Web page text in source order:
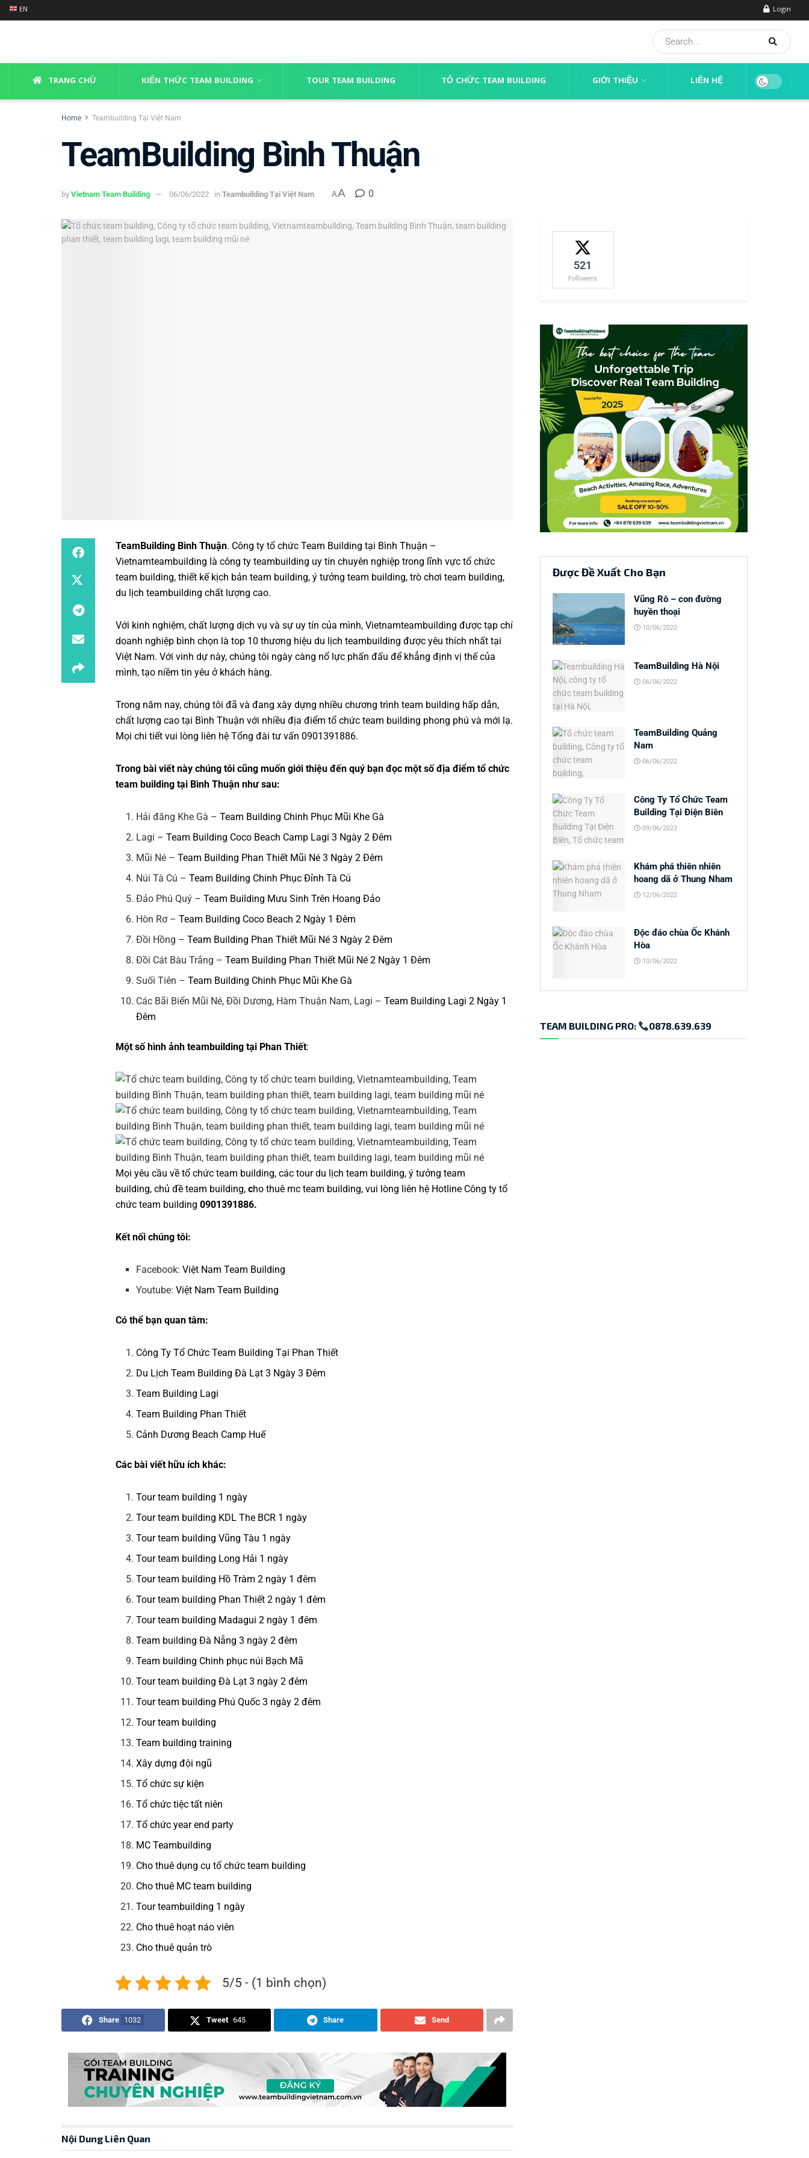
EN Login
TRANG CHỦ KIẾN THỨC TEAM BUILDING TOUR TEAM BUILDING TỔ CHỨC TEAM BUILDING GIỚI THIỆU LIÊN HỆ
Home Teambuilding Tại Việt Nam
TeamBuilding Bình Thuận
by Vietnam Team Building 06/06/2022 in Teambuilding Tại Việt Nam AA 0
TeamBuilding Bình Thuận. Công ty tổ chức Team Building tại Bình Thuận –
Vietnamteambuilding là công ty teambuilding uy tín chuyên nghiệp trong lĩnh vực tổ chức
team building, thiết kế kịch bản team building, ý tưởng team building, trò chơi team building,
du lịch teambuilding chất lượng cao.
Với kinh nghiệm, chất lượng dịch vụ và sự uy tín của mình, Vietnamteambuilding được tạp chí
doanh nghiệp bình chọn là top 10 thương hiệu du lịch teambuilding được yêu thích nhất tại
Việt Nam. Với vinh dự này, chúng tôi ngày càng nổ lực phấn đấu để khẳng định vị thế của
mình, tạo niềm tin yêu ở khách hàng.
Trong năm nay, chúng tôi đã và đang xây dựng nhiều chương trình team building hấp dẫn,
chất lượng cao tại Bình Thuận với nhiều địa điểm tổ chức team building phong phú và mới lạ.
Mọi chi tiết vui lòng liên hệ Tổng đài tư vấn 0901391886.
Trong bài viết này chúng tôi cũng muốn giới thiệu đến quý bạn đọc một số địa điểm tổ chức
team building tại Bình Thuận như sau:
Hải đăng Khe Gà –Team Building Chinh Phục Mũi Khe Gà
Lagi –Team Building Coco Beach Camp Lagi 3 Ngày 2 Đêm
Mũi Né –Team Building Phan Thiết Mũi Né 3 Ngày 2 Đêm
Núi Tà Cú –Team Building Chinh Phục Đỉnh Tà Cú
Đảo Phú Quý –Team Building Mưu Sinh Trên Hoang Đảo
Hòn Rơ –Team Building Coco Beach 2 Ngày 1 Đêm
Đồi Hồng –Team Building Phan Thiết Mũi Né 3 Ngày 2 Đêm
Đồi Cát Bàu Trắng –Team Building Phan Thiết Mũi Né 2 Ngày 1 Đêm
Suối Tiên –Team Building Chinh Phục Mũi Khe Gà
Các Bãi Biển Mũi Né, Đồi Dương, Hàm Thuận Nam, Lagi –Team Building Lagi 2 Ngày 1
Đêm
Một số hình ảnh teambuilding tại Phan Thiết:
Mọi yêu cầu về tổ chức team building, các tourdu lịch team building, ý tưởng team
building, chủ đề team building, cho thuê mc team building, vui lòng liên hệ Hotline Công ty tổ
chức team building 0901391886.
Kết nối chúng tôi:
Facebook:Việt Nam Team Building
Youtube:Việt Nam Team Building
Có thể bạn quan tâm:
Công Ty Tổ Chức Team Building Tại Phan Thiết
Du Lịch Team Building Đà Lạt 3 Ngày 3 Đêm
Team Building Lagi
Team Building Phan Thiết
Cảnh Dương Beach Camp Huế
Các bài viết hữu ích khác:
Tour team building 1 ngày
Tour team building KDL The BCR 1 ngày
Tour team building Vũng Tàu 1 ngày
Tour team building Long Hải 1 ngày
Tour team building Hồ Tràm 2 ngày 1 đêm
Tour team building Phan Thiết 2 ngày 1 đêm
Tour team building Madagui 2 ngày 1 đêm
Team building Đà Nẵng 3 ngày 2 đêm
Team building Chinh phục núi Bạch Mã
Tour team building Đà Lạt 3 ngày 2 đêm
Tour team building Phú Quốc 3 ngày 2 đêm
Tour team building
Team building training
Xây dựng đội ngũ
Tổ chức sự kiện
Tổ chức tiệc tất niên
Tổ chức year end party
MC Teambuilding
Cho thuê dụng cụ tổ chức team building
Cho thuê MC team building
Tour teambuilding 1 ngày
Cho thuê hoạt náo viên
Cho thuê quản trò
5/5 - (1 bình chọn)
Share 1032 Tweet 645 Share Send
Nội Dung Liên Quan
521
Followers
Được Đề Xuất Cho Bạn
Vũng Rô – con đường
huyền thoại
10/06/2022
TeamBuilding Hà Nội
06/06/2022
TeamBuilding Quảng
Nam
06/06/2022
Công Ty Tổ Chức Team
Building Tại Điện Biên
09/06/2022
Khám phá thiên nhiên
hoang dã ở Thung Nham
12/06/2022
Độc đáo chùa Ốc Khánh
Hòa
10/06/2022
TEAM BUILDING PRO: 0878.639.639